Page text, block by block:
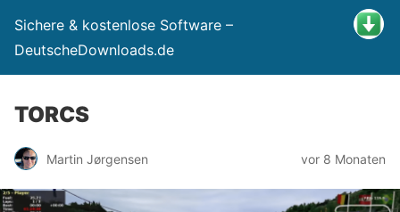
Sichere & kostenlose Software –
DeutscheDownloads.de
TORCS
Martin Jørgensen vor 8 Monaten